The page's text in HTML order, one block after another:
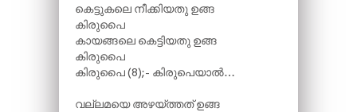
കെട്ടുകലെ നീക്കിയതു ഉങ്ങ
കിരുപൈ
കായങ്ങലെ കെട്ടിയതു ഉങ്ങ
കിരുപൈ
കിരുപൈ (8);- കിരുപെയാൽ…
വല്ലമയെ അഴയ്ത്തത് ഉങ്ങ